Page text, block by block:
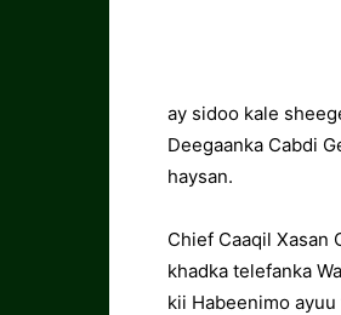
ay sidoo kale
Deegaanka Cabdi
haysan.
Chief Caaqil Xasan
khadka telefanka
kii Habeenimo